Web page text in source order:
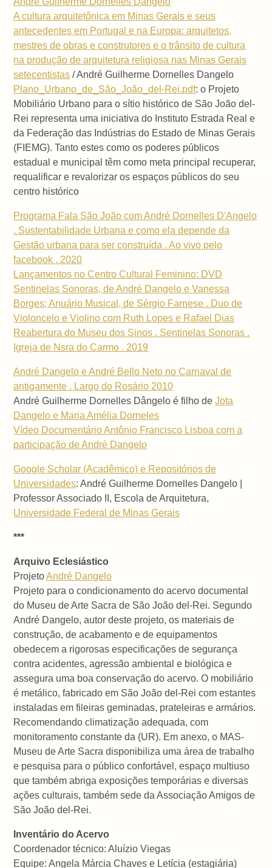
A cultura arquitetônica em Minas Gerais e seus
antecedentes em Portugal e na Europa: arquitetos,
mestres de obras e construtores e o trânsito de cultura
na produção de arquitetura religiosa nas Minas Gerais
setecentistas / André Guilherme Dornelles Dangelo
Plano_Urbano_de_São_João_del-Rei.pdf: o Projeto
Mobiliário Urbano para o sítio histórico de São João del-
Rei representa uma iniciativa do Instituto Estrada Real e
da Federação das Indústrias do Estado de Minas Gerais
(FIEMG). Tanto estes como os poderes públicos
estadual e municipal têm como meta principal recuperar,
requalificar e revalorizar os espaços públicos do seu
centro histórico
Programa Fala São João com André Dornelles D'Angelo
. Sustentabilidade Urbana e como ela depende da
Gestão urbana para ser construída . Ao vivo pelo
facebook . 2020
Lançamentos no Centro Cultural Feminino: DVD
Sentinelas Sonoras, de André Dangelo e Vanessa
Borges; Anuário Musical, de Sérgio Farnese . Duo de
Violoncelo e Violino com Ruth Lopes e Rafael Dias
Reabertura do Museu dos Sinos . Sentinelas Sonoras .
Igreja de Nsra do Carmo . 2019
André Dangelo e André Bello Neto no Carnaval de
antigamente . Largo do Rosário 2010
André Guilherme Dornelles Dângelo é filho deJota
Dangelo e Maria Amélia Dorneles
Vídeo Documentário Antônio Francisco Lisboa com a
participação de André Dangelo
Google Scholar (Acadêmico) e Repositórios de
Universidades: André Guilherme Dornelles Dangelo |
Professor Associado II, Escola de Arquitetura,
Universidade Federal de Minas Gerais
***
Arquivo Eclesiástico
ProjetoAndré Dangelo
Projeto para o condicionamento do acervo documental
do Museu de Arte Sacra de São João del-Rei. Segundo
André Dangelo, autor deste projeto, os materiais de
construção, de acabamento e de equipamentos
obedecem a rigorosas especificações de segurança
contra acidentes, agressão ambiental e biológica e
assegura uma boa conservação do acervo. O mobiliário
é metálico, fabricado em São João del-Rei com estantes
instaladas em fileiras geminadas, prateleiras e armários.
Recomendando climatização adequada, com
monitoramento constante da (UR). Em anexo, o MAS-
Museu de Arte Sacra disponibiliza uma área de trabalho
e pesquisa para o público confortável, espaço multiuso
que também abriga exposições temporárias e diversas
ações culturais, também sede da Associação Amigos de
São João del-Rei.
Inventário do Acervo
Coordenador técnico: Aluízio Viegas
Equipe: Angela Márcia Chaves e Letícia (estagiária)